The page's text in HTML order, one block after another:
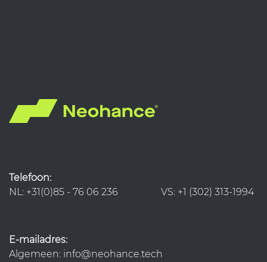
Telefoon:
NL: +31(0)85 - 76 06 236 VS: +1 (302) 313-1994
E-mailadres:
Algemeen: info@neohance.tech